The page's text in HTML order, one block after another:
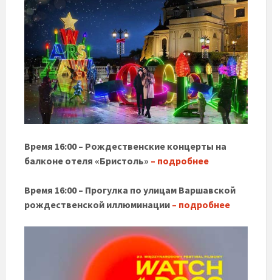
Время 16:00 – Рождественские концерты на
балконе отеля «Бристоль» – подробнее
Время 16:00 – Прогулка по улицам Варшавской
рождественской иллюминации – подробнее